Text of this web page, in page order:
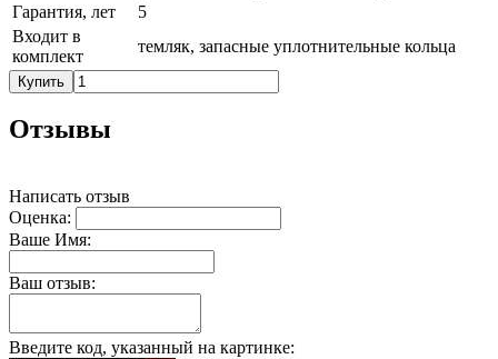
Гарантия, лет
5
Входит в
комплект
темляк, запасные уплотнительные кольца
Купить
Отзывы
Написать отзыв
Оценка:
Ваше Имя:
Ваш отзыв:
Введите код, указанный на картинке: